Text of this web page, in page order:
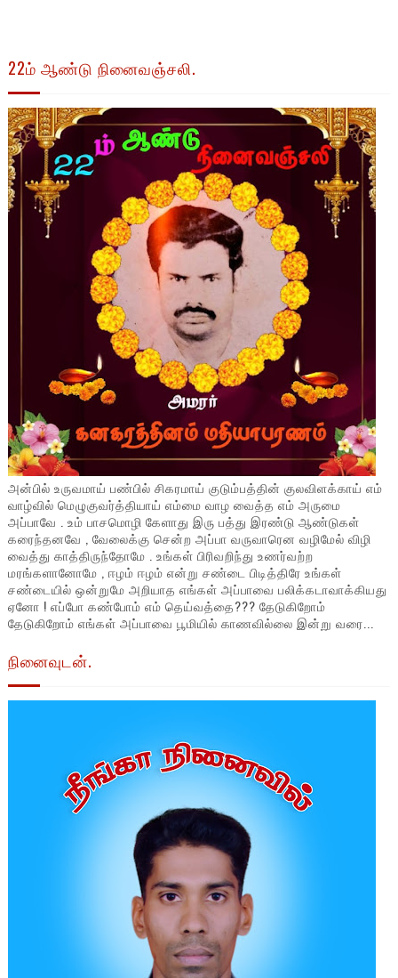
22ம் ஆண்டு நினைவஞ்சலி.
அன்பில் உருவமாய் பண்பில் சிகரமாய் குடும்பத்தின் குலவிளக்காய் எம்
வாழ்வில் மெழுகுவர்த்தியாய் எம்மை வாழ வைத்த எம் அருமை
அப்பாவே . உம் பாசமொழி கேளாது இரு பத்து இரண்டு ஆண்டுகள்
கரைந்தனவே , வேலைக்கு சென்ற அப்பா வருவாரென வழிமேல் விழி
வைத்து காத்திருந்தோமே . உங்கள் பிரிவறிந்து உணர்வற்ற
மரங்களானோமே , ஈழம் ஈழம் என்று சண்டை பிடித்திரே உங்கள்
சண்டையில் ஒன்றுமே அறியாத எங்கள் அப்பாவை பலிக்கடாவாக்கியது
ஏனோ ! எப்போ கண்போம் எம் தெய்வத்தை??? தேடுகிறோம்
தேடுகிறோம் எங்கள் அப்பாவை பூமியில் காணவில்லை இன்று வரை...
நினைவுடன்.